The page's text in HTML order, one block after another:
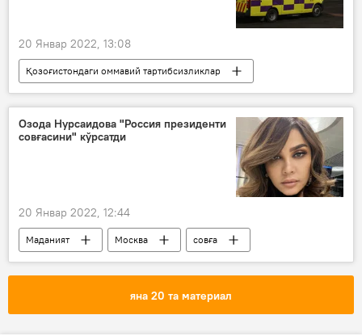
20 Январ 2022, 13:08
Қозоғистондаги оммавий тартибсизликлар
Қозоғистон
оммавий тартибсизлик
Озода Нурсаидова "Россия президенти
совғасини" кўрсатди
20 Январ 2022, 12:44
Маданият Москва
совға
Президент совғаси
яна 20 та материал